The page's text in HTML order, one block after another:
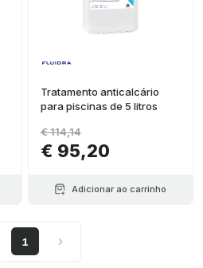
Tratamento anticalcário
para piscinas de 5 litros
€ 95,20
€ 114,14
Adicionar ao carrinho
1